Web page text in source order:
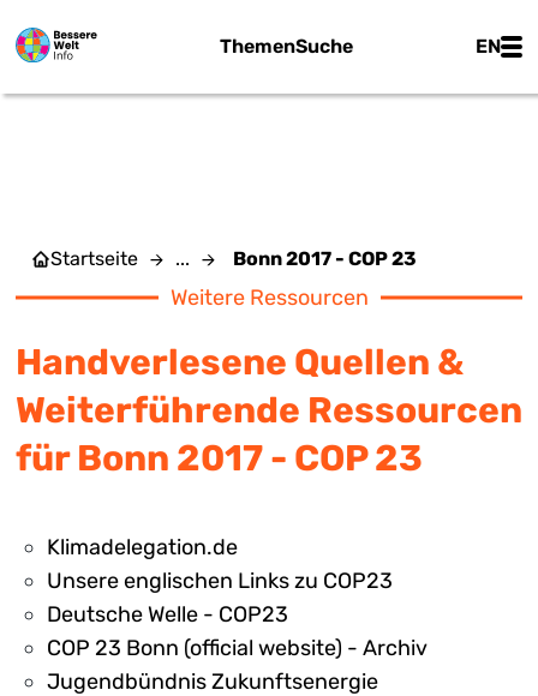
ThemenSuche EN
Startseite ... Bonn 2017 - COP 23
Weitere Ressourcen
Handverlesene Quellen &
Weiterführende Ressourcen
für Bonn 2017 - COP 23
Klimadelegation.de
Unsere englischen Links zu COP23
Deutsche Welle - COP23
COP 23 Bonn (official website) - Archiv
Jugendbündnis Zukunftsenergie